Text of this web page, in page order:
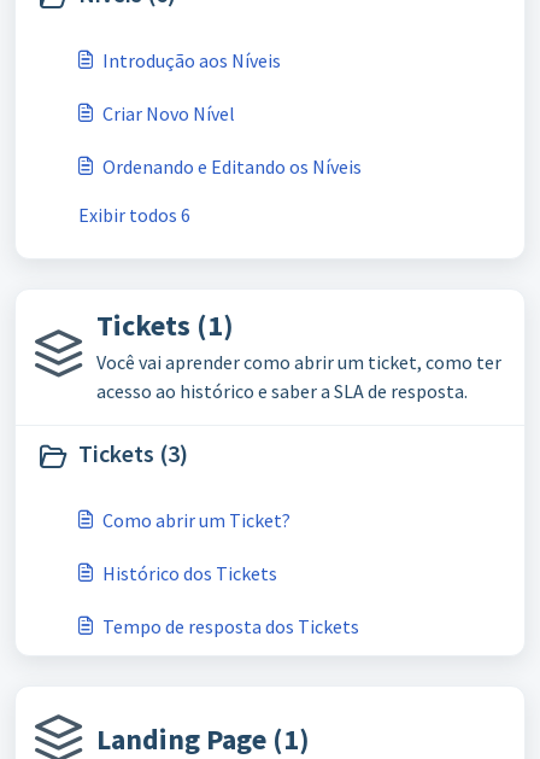
Introdução aos Níveis
Criar Novo Nível
Ordenando e Editando os Níveis
Exibir todos 6
Tickets (1)
Você vai aprender como abrir um ticket, como ter
acesso ao histórico e saber a SLA de resposta.
Tickets (3)
Como abrir um Ticket?
Histórico dos Tickets
Tempo de resposta dos Tickets
Landing Page (1)